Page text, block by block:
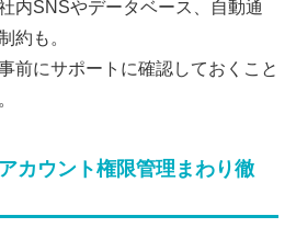
内SNSやデータベース、自動通
約も。
前にサポートに確認しておくこと
カウント権限管理まわり徹